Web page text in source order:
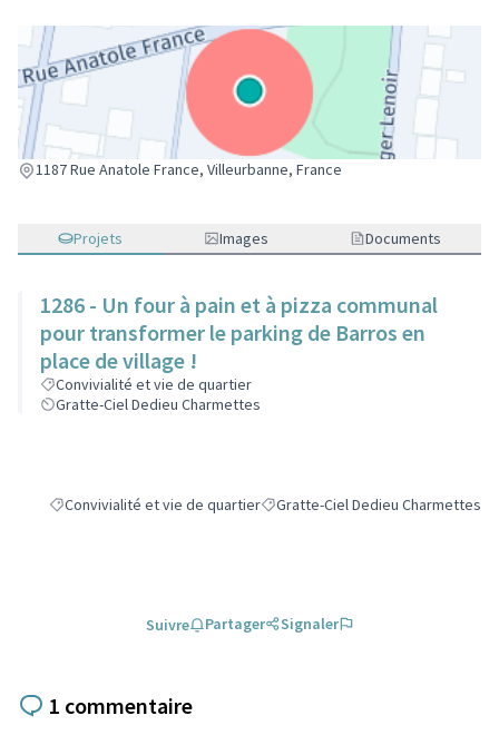
1187 Rue Anatole France, Villeurbanne, France
(Lien externe)
Projets Images Documents
1286 - Un four à pain et à pizza communal
pour transformer le parking de Barros en
place de village !
Convivialité et vie de quartier
Gratte-Ciel Dedieu Charmettes
Filtrer les résultats de la catégorie : Convivialité et vie de quartier
Convivialité et vie de quartierFiltrer les résultats pour le secteur
Gratte-Ciel Dedieu Charmettes
Suivre Partager Signaler
1 commentaire